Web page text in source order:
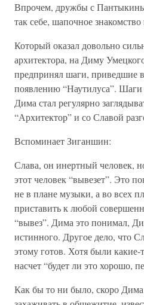
Впрочем, дружбы с
так себе, шапочное
Который оказал довольно
архитектора, на Диму
предпринял шаги, приведшие
появлению “Наутилуса”. Шаги
Дима стал регулярно
“Архитектор” и со Славой
Вспоминает Зиганшин:
Слава, он инертный человек,
этот человек “вывезет”. Это
не в плане музыки, а во всех
приставить к любой
“вывез”. Дима это понимал,
истинного. Другое дело, что
этому готов. Хотя были какие-
насчет “будет ли это хорошо,
Как бы то ни было, скоро